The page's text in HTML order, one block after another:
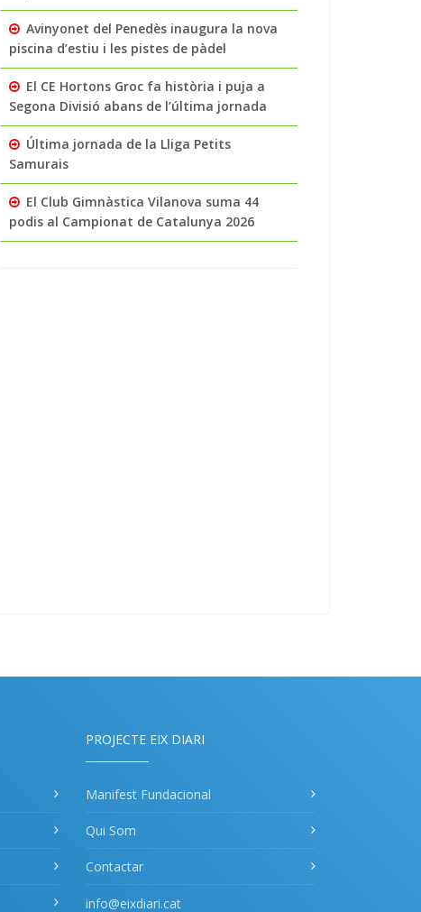
Avinyonet del Penedès inaugura la nova
piscina d’estiu i les pistes de pàdel
El CE Hortons Groc fa història i puja a
Segona Divisió abans de l’última jornada
Última jornada de la Lliga Petits
Samurais
El Club Gimnàstica Vilanova suma 44
podis al Campionat de Catalunya 2026
PROJECTE EIX DIARI
Manifest Fundacional
Qui Som
Contactar
info@eixdiari.cat